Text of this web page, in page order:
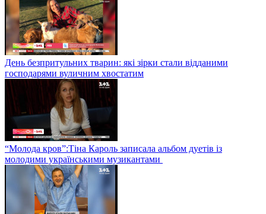
День безпритульних тварин: які зірки стали відданими
господарями вуличним хвостатим
“Молода кров”:Тіна Кароль записала альбом дуетів із
молодими українськими музикантами